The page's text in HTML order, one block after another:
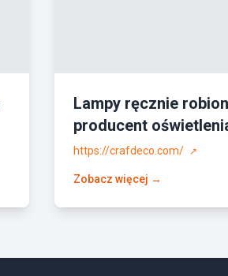
Lampy ręcznie
producent
https://crafdeco.com/ ↗
Zobacz więcej →